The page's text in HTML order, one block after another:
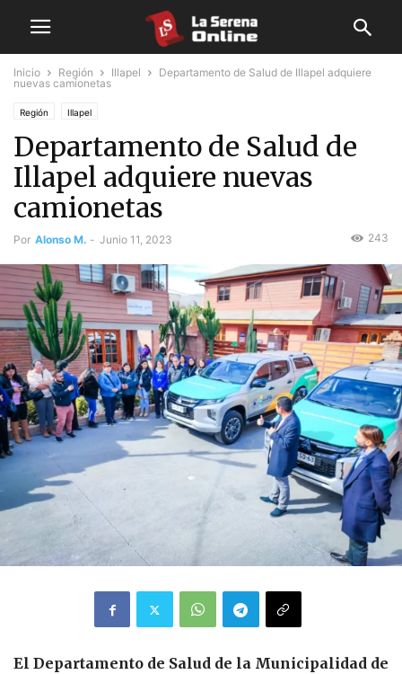
Inicio Región Illapel
Departamento de Salud de Illapel adquiere
nuevas camionetas
Región Illapel
Departamento de Salud de
Illapel adquiere nuevas
camionetas
Por Alonso M. - Junio 11, 2023 243
El Departamento de Salud de la Municipalidad de